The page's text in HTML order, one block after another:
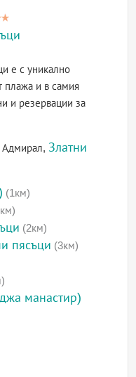
е с уникално
плажа и в самия
и резервации за
Адмирал, Златни
(1км)
(2км)
пясъци (3км)
манастир)